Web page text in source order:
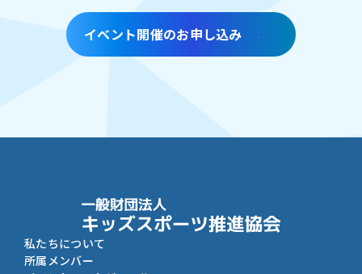
イベント開催のお申し込み
私たちについて
所属メンバー